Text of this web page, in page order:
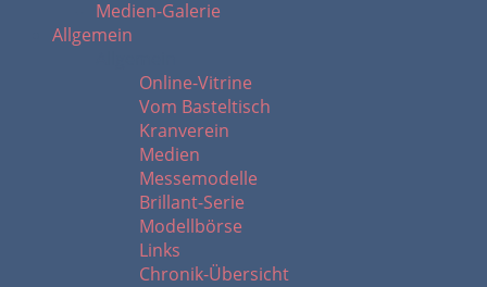
Medien-Galerie
Allgemein
Online-Vitrine
Vom Basteltisch
Kranverein
Medien
Messemodelle
Brillant-Serie
Modellbörse
Links
Chronik-Übersicht